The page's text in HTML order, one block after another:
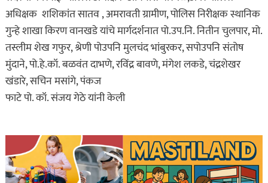
अधिक्षक शशिकांत सातव , अमरावती ग्रामीण, पोलिस निरीक्षक स्थानिक
गुन्हे शाखा किरण वानखडे यांचे मार्गदर्शनात पो.उप.नि. नितीन चुलपार, मो.
तस्लीम शेख गफुर, श्रेणी पोउपनि मुलचंद भांबुरकर, सपोउपनि संतोष
मुंदाने, पो.हे.कॉ. बळवंत दाभणे, रविंद्र बावणे, मंगेश लकडे, चंद्रशेखर
खंडारे, सचिन मसांगे, पंकज
फाटे पो. कॉ. संजय गेठे यांनी केली